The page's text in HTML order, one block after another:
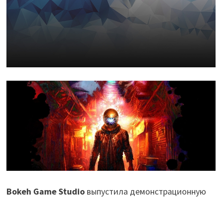
Bokeh Game Studio выпустила демонстрационную